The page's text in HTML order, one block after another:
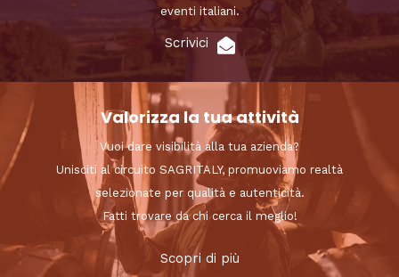
eventi italiani.
Scrivici
Valorizza la tua attività
Vuoi dare visibilità alla tua azienda?
Unisciti al circuito SAGRITALY, promuoviamo realtà
selezionate per qualità e autenticità.
Fatti trovare da chi cerca il meglio!
Scopri di più